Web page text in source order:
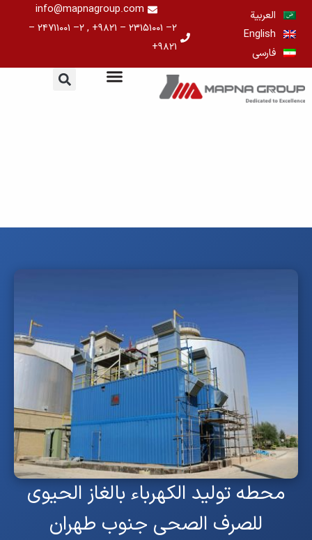
تخطي
المحتوى
العربية
English
فارسی
info@mapnagroup.com
۲– ۲۳۱۵۱۰۰۱ – ۹۸۲۱+ , ۲– ۲۴۷۱۱۰۰۱ –
۹۸۲۱+
محطه تولید الکهرباء بالغاز الحیوی
للصرف الصحی جنوب طهران